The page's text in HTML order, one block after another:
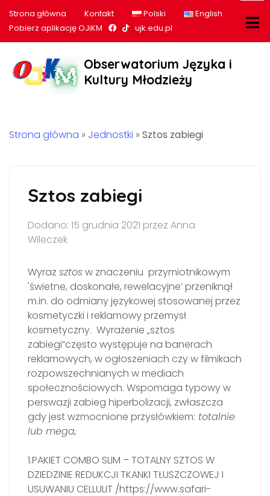
Strona główna Kontakt Polski
English
Pobierz aplikację OJiKM
Nasz profil na Facebook
Nasz profil na tiktok
ujk.edu.pl
Obserwatorium Języka i
Kultury Młodzieży
Strona główna » Jednostki » Sztos zabiegi
Sztos zabiegi
Dodano: 15 grudnia 2021 przez Anna
Wileczek
Wyraz sztosw znaczeniu przymiotnikowym
'świetne, doskonałe, rewelacyjne’ przeniknął
m.in. do odmiany językowej stosowanej przez
kosmetyczki i reklamowy przemysł
kosmetyczny. Wyrażenie „sztos
zabiegi”często występuje na banerach
reklamowych, w ogłoszeniach czy w filmikach
rozpowszechnianych w mediach
społecznościowych. Wspomaga typowy w
perswazji zabieg hiperbolizacji, zwłaszcza
gdy jest wzmocnione przysłówkiem: totalnie
lub mega,
1.PAKIET COMBO SLIM – TOTALNY SZTOS W
DZIEDZINIE REDUKCJI TKANKI TŁUSZCZOWEJ I
USUWANIU CELLULIT /https://www.safari-